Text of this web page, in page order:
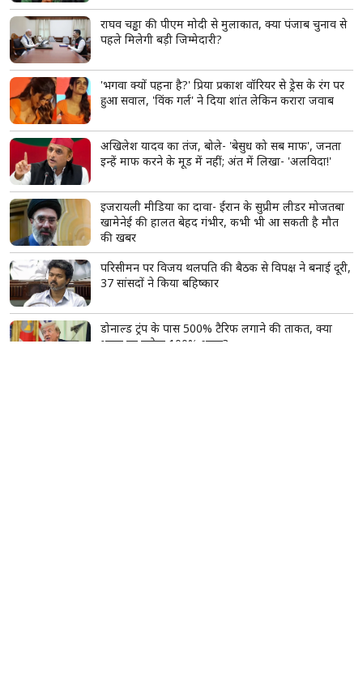
राघव चड्ढा की पीएम मोदी से मुलाकात, क्या पंजाब चुनाव से
पहले मिलेगी बड़ी जिम्मेदारी?
'भगवा क्यों पहना है?' प्रिया प्रकाश वॉरियर से ड्रेस के रंग पर
हुआ सवाल, 'विंक गर्ल' ने दिया शांत लेकिन करारा जवाब
अखिलेश यादव का तंज, बोले- 'बेसुध को सब माफ', जनता
इन्हें माफ करने के मूड में नहीं; अंत में लिखा- 'अलविदा!'
इजरायली मीडिया का दावा- ईरान के सुप्रीम लीडर मोजतबा
खामेनेई की हालत बेहद गंभीर, कभी भी आ सकती है मौत
की खबर
परिसीमन पर विजय थलपति की बैठक से विपक्ष ने बनाई दूरी,
37 सांसदों ने किया बहिष्कार
डोनाल्ड ट्रंप के पास 500% टैरिफ लगाने की ताकत, क्या
भारत पर लगेगा 100% शुल्क?